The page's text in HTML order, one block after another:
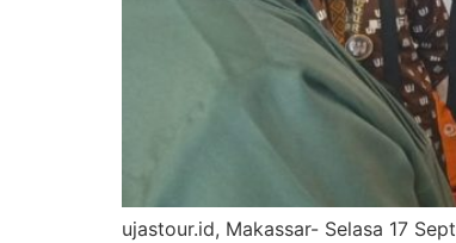
ujastour.id, Makassar- Selasa 17